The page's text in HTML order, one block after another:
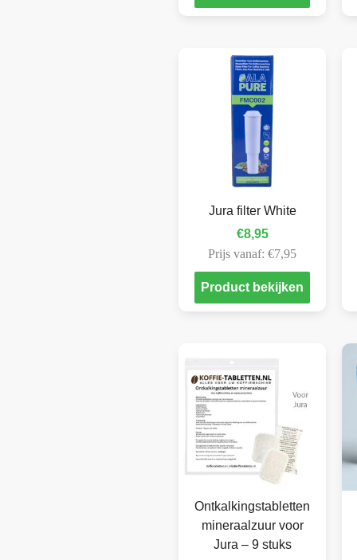
Jura filter White
€8,95
Prijs vanaf: €7,95
Product bekijken
Ontkalkingstabletten
mineraalzuur voor
Jura – 9 stuks